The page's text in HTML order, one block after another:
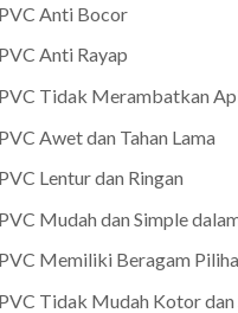
Anti Bocor
Anti Rayap
Tidak Merambatkan
Awet dan Tahan Lama
Lentur dan Ringan
Mudah dan Simple
Memiliki Beragam
Tidak Mudah Kotor